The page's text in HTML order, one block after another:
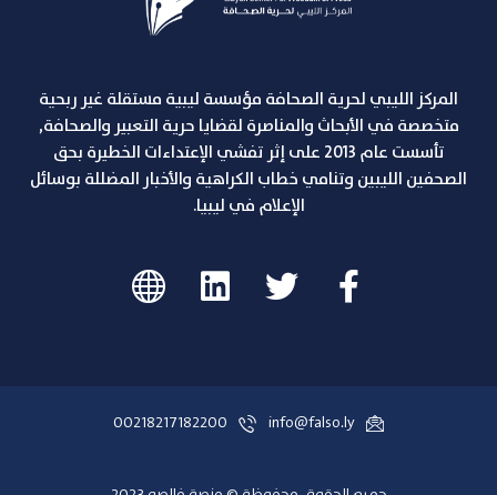
المركز الليبي لحرية الصحافة مؤسسة ليبية مستقلة غير ربحية
متخصصة في الأبحاث والمناصرة لقضايا حرية التعبير والصحافة,
تأسست عام 2013 على إثر تفشي الإعتداءات الخطيرة بحق
الصحفين الليبين وتنامي خطاب الكراهية والأخبار المضللة بوسائل
الإعلام في ليبيا.
info@falso.ly
00218217182200